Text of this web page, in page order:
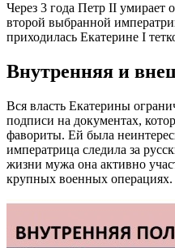
Через 3 года Петр II умирает
второй выбранной
приходилась Екатерине I
Внутренняя и
Вся власть Екатерины
подписи на документах,
фавориты. Ей была
императрица следила за
жизни мужа она активно
крупных военных операциях.